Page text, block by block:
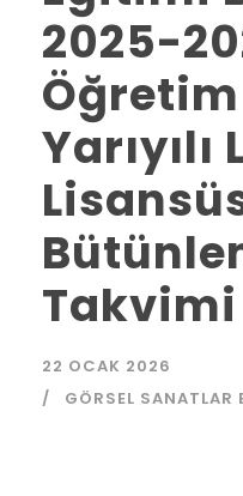
2025-
Öğretim
Takvimi
22 OCAK 2026
GÖRSEL SANATLAR